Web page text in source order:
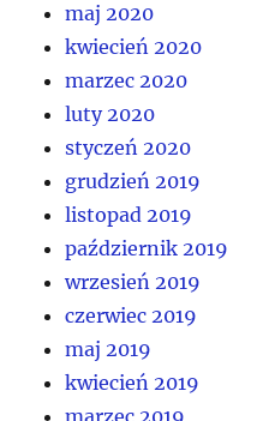
maj 2020
kwiecień 2020
marzec 2020
luty 2020
styczeń 2020
grudzień 2019
listopad 2019
październik 2019
wrzesień 2019
czerwiec 2019
maj 2019
kwiecień 2019